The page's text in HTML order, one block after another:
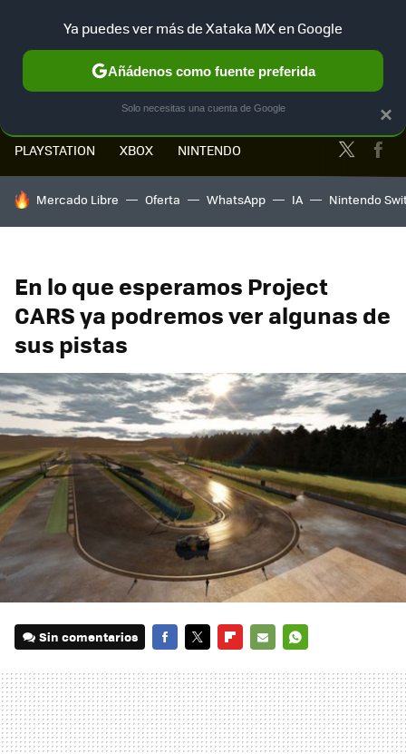
PLAYSTATION XBOX NINTENDO Twitter
HOY SE HABLA DE
Mercado Libre Oferta WhatsApp IA Nintendo
En lo que esperamos Project
CARS ya podremos ver algunas de
sus pistas
Sin comentarios
MAIL
×
Ya puedes ver más de Xataka MX en Google
Añádenos como fuente preferida
Solo necesitas una cuenta de Google